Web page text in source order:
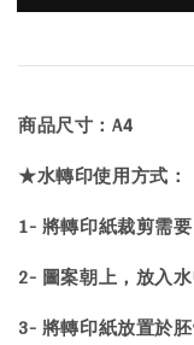
商品尺寸：A4
★水轉印使用方式：
1- 將轉印紙裁剪需要
2- 圖案朝上，放入
3- 將轉印紙放置於